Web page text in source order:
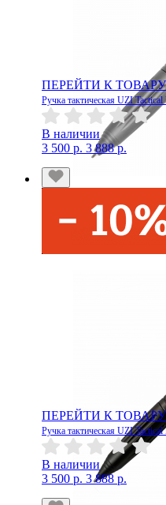
ПЕРЕЙТИ К ТОВАРУ
Ручка тактическая UZI
В наличии
3 500 р. 3 888 р.
ПЕРЕЙТИ К ТОВАРУ
Ручка тактическая UZI
В наличии
3 500 р. 3 888 р.